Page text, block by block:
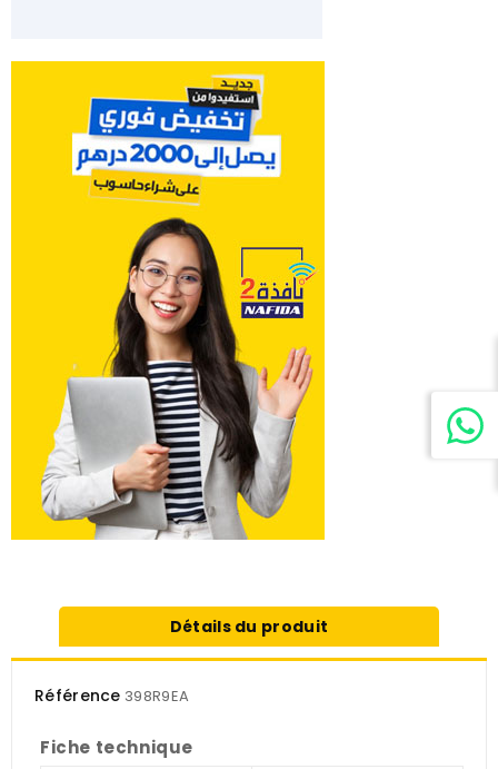
Détails du produit
Référence 398R9EA
Fiche technique